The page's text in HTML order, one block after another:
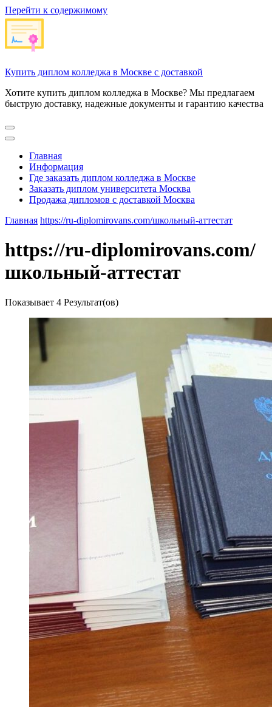
Перейти к содержимому
Купить диплом колледжа в Москве с доставкой
Хотите купить диплом колледжа в Москве? Мы предлагаем
быструю доставку, надежные документы и гарантию качества
Главная
Информация
Где заказать диплом колледжа в Москве
Заказать диплом университета Москва
Продажа дипломов с доставкой Москва
Главная https://ru-diplomirovans.com/школьный-аттестат
https://ru-diplomirovans.com/
школьный-аттестат
Показывает 4 Результат(ов)